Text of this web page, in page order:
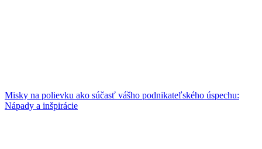
Misky na polievku ako súčasť vášho podnikateľského úspechu:
Nápady a inšpirácie